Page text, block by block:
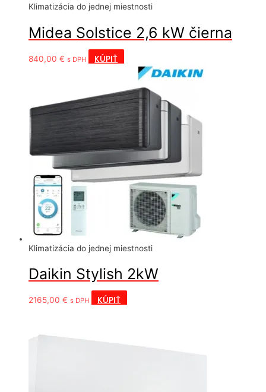
Klimatizácia do jednej miestnosti
Midea Solstice 2,6 kW čierna
840,00 € s DPH KÚPIŤ
Klimatizácia do jednej miestnosti
Daikin Stylish 2kW
2165,00 € s DPH KÚPIŤ